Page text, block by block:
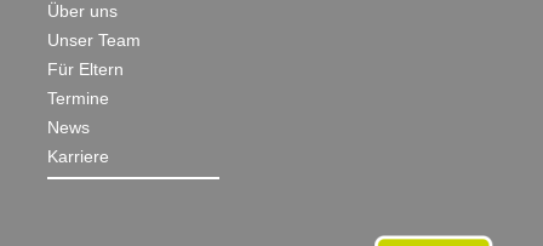
Über uns
Unser Team
Für Eltern
Termine
News
Karriere